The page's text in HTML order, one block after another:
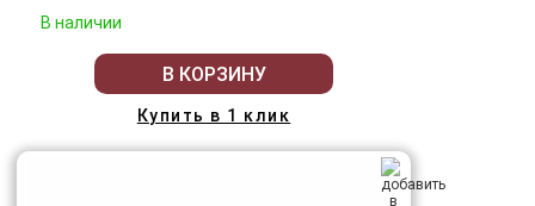
В наличии
В КОРЗИНУ
Купить в 1 клик